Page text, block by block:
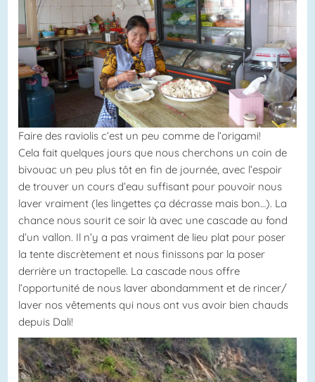
Faire des raviolis c’est un peu comme de l’origami!
Cela fait quelques jours que nous cherchons un coin de
bivouac un peu plus tôt en fin de journée, avec l’espoir
de trouver un cours d’eau suffisant pour pouvoir nous
laver vraiment (les lingettes ça décrasse mais bon…). La
chance nous sourit ce soir là avec une cascade au fond
d’un vallon. Il n’y a pas vraiment de lieu plat pour poser
la tente discrètement et nous finissons par la poser
derrière un tractopelle. La cascade nous offre
l’opportunité de nous laver abondamment et de rincer/
laver nos vêtements qui nous ont vus avoir bien chauds
depuis Dali!